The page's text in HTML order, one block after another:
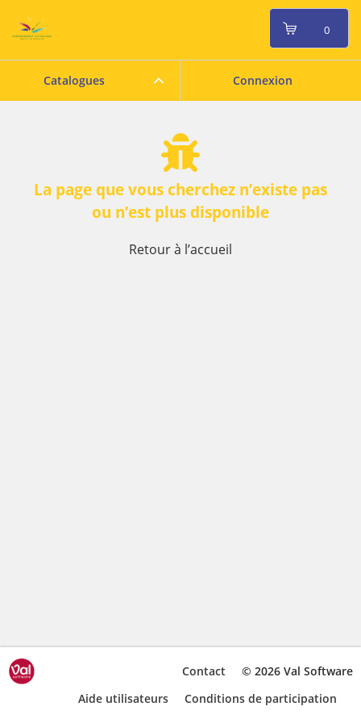
Catalogues Connexion
0
La page que vous cherchez n’existe pas
ou n’est plus disponible
Retour à l’accueil
© 2026 Val Software
Contact
Conditions de participation
Aide utilisateurs